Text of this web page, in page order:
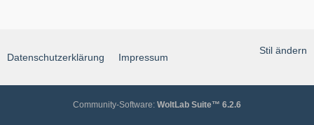
Stil ändern
Datenschutzerklärung Impressum
Community-Software: WoltLab Suite™ 6.2.6